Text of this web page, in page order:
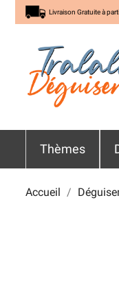
Livraison Gratuite à
Thèmes
Accueil